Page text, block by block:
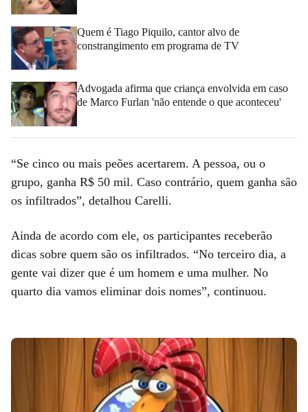
Quem é Tiago Piquilo, cantor alvo de
constrangimento em programa de TV
Advogada afirma que criança envolvida em caso
de Marco Furlan 'não entende o que aconteceu'
“Se cinco ou mais peões acertarem. A pessoa, ou o
grupo, ganha R$ 50 mil. Caso contrário, quem ganha são
os infiltrados”, detalhou Carelli.
Ainda de acordo com ele, os participantes receberão
dicas sobre quem são os infiltrados. “No terceiro dia, a
gente vai dizer que é um homem e uma mulher. No
quarto dia vamos eliminar dois nomes”, continuou.